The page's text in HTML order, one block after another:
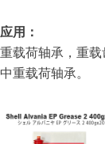
应用：
重载荷轴承，重
中重载荷轴承。